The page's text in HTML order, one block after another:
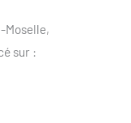
Moselle,
sur :